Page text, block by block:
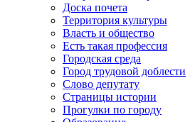
Доска почета
Территория культуры
Власть и общество
Есть такая профессия
Городская среда
Город трудовой доблести
Слово депутату
Страницы истории
Прогулки по городу